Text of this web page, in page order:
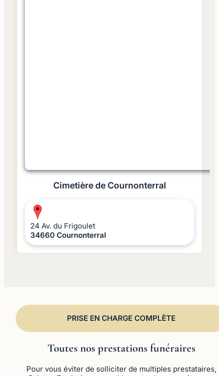
Cimetière de Cournonterral
24 Av. du Frigoulet
34660 Cournonterral
PRISE EN CHARGE COMPLÈTE
Toutes nos prestations funéraires
Pour vous éviter de solliciter de multiples prestataires,